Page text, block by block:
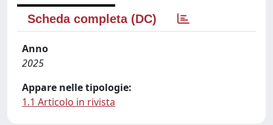
Scheda completa (DC)
Anno
2025
Appare nelle tipologie:
1.1 Articolo in rivista